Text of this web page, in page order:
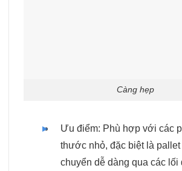
Càng hẹp
Ưu điểm: Phù hợp với các
thước nhỏ, đặc biệt là
chuyển dễ dàng qua các lối